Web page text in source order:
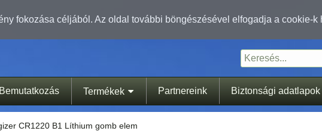
fokozása céljából. Az oldal további böngészésével elfogadja a cookie-k
Bemutatkozás Termékek Partnereink Biztonsági adatlapok
CR1220 B1 Líthium gomb elem